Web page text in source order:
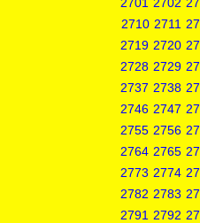
2710 2711
2719 2720
2728 2729
2737 2738
2746 2747
2755 2756
2764 2765
2773 2774
2782 2783
2791 2792